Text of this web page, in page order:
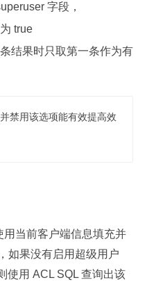
字段，
true
结果时只取第一条作为有
禁用该选项能有效提高效
用当前客户端信息填充并
如果没有启用超级用户
使用 ACL SQL 查询出该